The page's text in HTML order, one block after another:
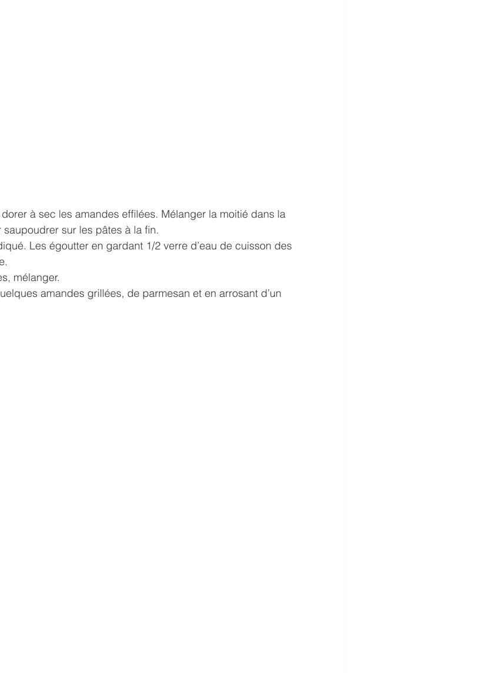
à sec les amandes effilées. Mélanger la moitié dans la
sur les pâtes à la fin.
Les égoutter en gardant 1/2 verre d’eau de cuisson des
mélanger.
amandes grillées, de parmesan et en arrosant d’un